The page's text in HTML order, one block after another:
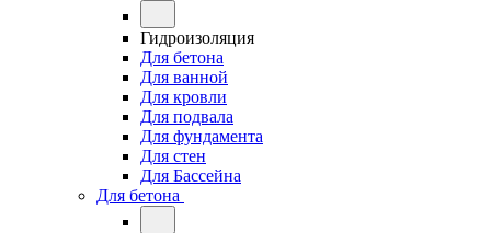
Гидроизоляция
Для бетона
Для ванной
Для кровли
Для подвала
Для фундамента
Для стен
Для Бассейна
Для бетона